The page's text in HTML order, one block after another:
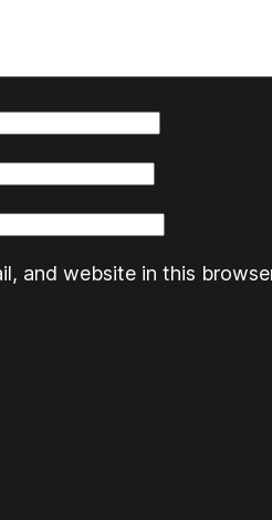
and website in this